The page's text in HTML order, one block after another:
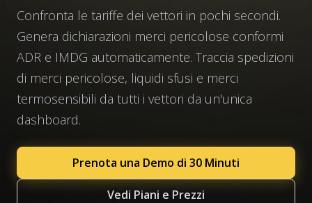
Confronta le tariffe dei vettori in pochi secondi.
Genera dichiarazioni merci pericolose conformi
ADR e IMDG automaticamente. Traccia spedizioni
di merci pericolose, liquidi sfusi e merci
termosensibili da tutti i vettori da un'unica
dashboard.
Prenota una Demo di 30 Minuti
Vedi Piani e Prezzi